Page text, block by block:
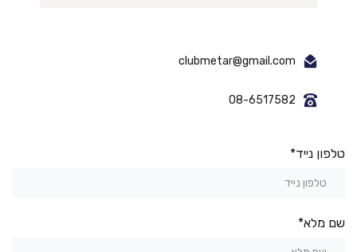
clubmetar@gmail.com
08-6517582
טלפון נייד*
שם מלא*